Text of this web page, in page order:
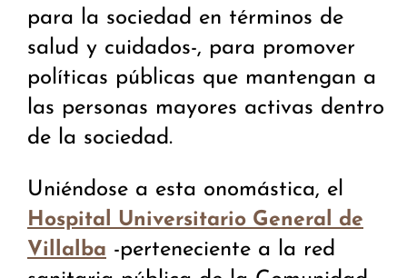
para la sociedad en términos de
salud y cuidados-, para promover
políticas públicas que mantengan a
las personas mayores activas dentro
de la sociedad.
Uniéndose a esta onomástica, el
Hospital Universitario General de
Villalba -perteneciente a la red